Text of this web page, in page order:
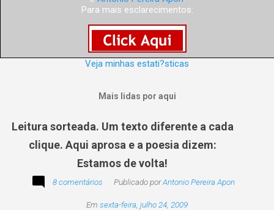
Para mais esclarecimentos:
Veja minhas estati?sticas
Mais lidas por aqui
Leitura sorteada. Um texto diferente a cada
clique. Aqui aprosa e a poesia dizem:
Estamos de volta!
8 comentários Publicado porAntonio Pereira Apon
Em sexta-feira, julho 24, 2009